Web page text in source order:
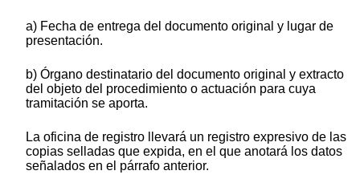
a) Fecha de entrega del documento original y lugar de
presentación.
b) Órgano destinatario del documento original y extracto
del objeto del procedimiento o actuación para cuya
tramitación se aporta.
La oficina de registro llevará un registro expresivo de las
copias selladas que expida, en el que anotará los datos
señalados en el párrafo anterior.